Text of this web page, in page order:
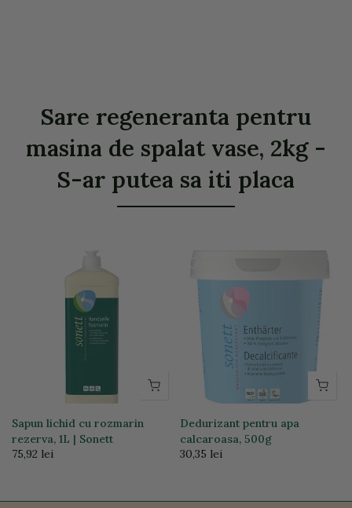
Sare regeneranta pentru
masina de spalat vase, 2kg -
S-ar putea sa iti placa
Sapun lichid cu rozmarin
rezerva, 1L | Sonett
75,92 lei
Dedurizant pentru apa
calcaroasa, 500g
30,35 lei